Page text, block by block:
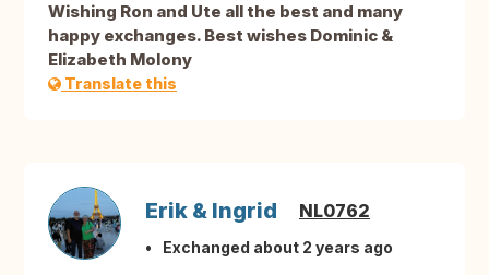
Wishing Ron and Ute all the best and many
happy exchanges. Best wishes Dominic &
Elizabeth Molony
Translate this
Erik & Ingrid NL0762
Exchanged about 2 years ago